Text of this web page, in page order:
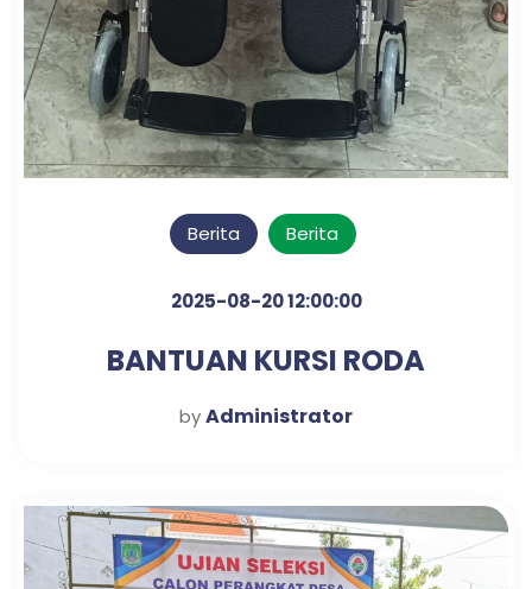
Berita Berita
2025-08-20 12:00:00
BANTUAN KURSI RODA
byAdministrator